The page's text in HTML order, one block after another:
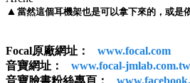
▲ 當然這個耳機架也是可以拿下來的，或是
Focal原廠網址：
www.focal.com
音寶網址：
www.focal-jmlab.com.tw
音寶臉書粉絲專頁：